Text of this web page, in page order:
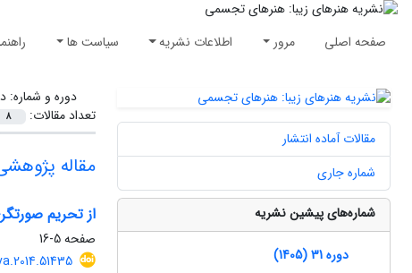
صفحه اصلی مرور اطلاعات نشریه سیاست ها
دوره و شماره:دوره
تعداد مقالات:
8
مقاله
از تحریم
صفحه5-16
مقالات آماده انتشار
شماره جاری
شماره‌های پیشین نشریه
دوره 31 (1405)